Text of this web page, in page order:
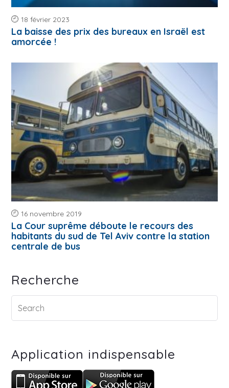
18 février 2023
La baisse des prix des bureaux en Israël est
amorcée !
16 novembre 2019
La Cour suprême déboute le recours des
habitants du sud de Tel Aviv contre la station
centrale de bus
Recherche
Application indispensable